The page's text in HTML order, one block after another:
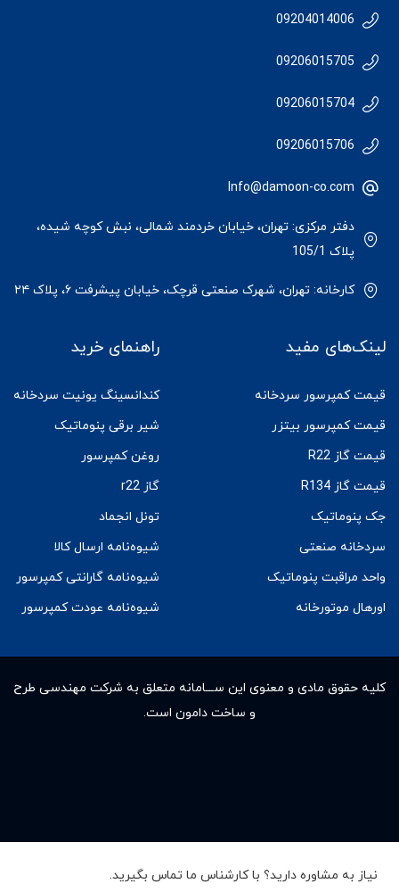
09204014006
09206015705
09206015704
09206015706
Info@damoon-co.com
دفتر مرکزی: تهران، خیابان خردمند شمالی، نبش کوچه شیده،
پلاک 105/1
کارخانه: تهران، شهرک صنعتی قرچک، خیابان پیشرفت ۶، پلاک ۲۴
لینک‌های مفید
قیمت کمپرسور سردخانه
قیمت کمپرسور بیتزر
قیمت گاز R22
قیمت گاز R134
جک پنوماتیک
سردخانه صنعتی
واحد مراقبت پنوماتیک
اورهال موتورخانه
راهنمای خرید
کندانسینگ یونیت سردخانه
شیر برقی پنوماتیک
روغن کمپرسور
گاز r22
تونل انجماد
شیوه‌نامه ارسال کالا
شیوه‌نامه گارانتی کمپرسور
شیوه‌نامه عودت کمپرسور
کلیه حقوق مادى و معنوى این ســـامانه متعلق به شرکت مهندسی طرح
و ساخت دامون است.
نیاز به مشاوره دارید؟ با کارشناس ما تماس بگیرید.